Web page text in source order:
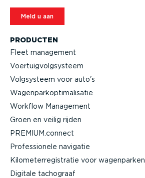
PRODUCTEN
Fleet management
Voertuig­volg­systeem
Volgsysteem voor auto's
Wagen­par­kop­ti­ma­li­satie
Workflow Management
Groen en veilig rijden
PREMIUM.connect
Profes­si­onele navigatie
Kilome­ter­re­gi­stratie voor wagenparken
Digitale tachograaf
Meld u aan